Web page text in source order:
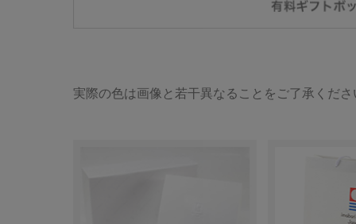
実際の色は画像と若干異なることをご了承くださ